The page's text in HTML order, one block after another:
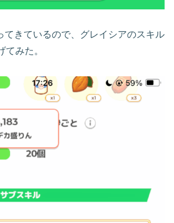
てきているので、グレイシアのスキル
みた。